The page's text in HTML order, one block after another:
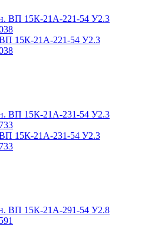
15К-21А-221-54 У2.3
15К-21А-231-54 У2.3